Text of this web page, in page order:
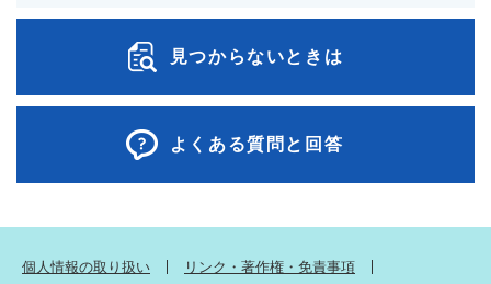
見つからないときは
よくある質問と回答
個人情報の取り扱い
リンク・著作権・免責事項